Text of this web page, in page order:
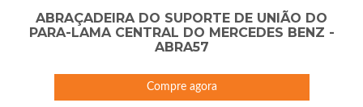
ABRAÇADEIRA DO SUPORTE DE UNIÃO DO
PARA-LAMA CENTRAL DO MERCEDES BENZ -
ABRA57
Compre agora